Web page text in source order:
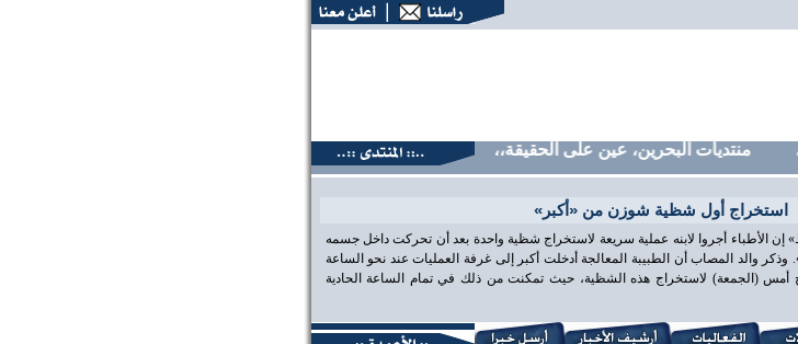
منتديات البحرين، عين على الحقيقة،، منتديات البحرين، عين على الحقيقة،، منتديات البحرين، عين على
استخراج أول شظية شوزن من «أكبر»
إن الأطباء أجروا لابنه عملية سريعة لاستخراج شظية واحدة بعد أن تحركت داخل جسمه
والد المصاب أن الطبيبة المعالجة أدخلت أكبر إلى غرفة العمليات عند نحو الساعة
أمس (الجمعة) لاستخراج هذه الشظية، حيث تمكنت من ذلك في تمام الساعة الحادية